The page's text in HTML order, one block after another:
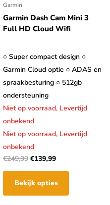
Garmin
Garmin Dash Cam Mini 3
Full HD Cloud Wifi
○ Super compact design ○
Garmin Cloud optie ○ ADAS en
spraakbesturing ○ 512gb
ondersteuning
Niet op voorraad, Levertijd
onbekend
Niet op voorraad, Levertijd
onbekend
€249,99 €139,99
Bekijk opties